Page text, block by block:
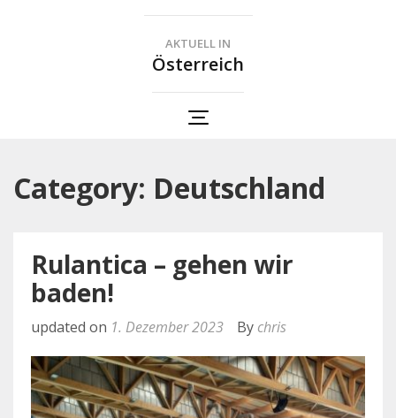
AKTUELL IN
Österreich
Category: Deutschland
Rulantica – gehen wir
baden!
updated on 1. Dezember 2023 By chris